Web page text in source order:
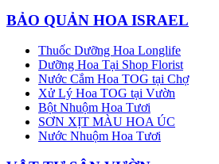
BẢO QUẢN HOA ISRAEL
Thuốc Dưỡng Hoa Longlife
Dưỡng Hoa Tại Shop Florist
Nước Cắm Hoa TOG tại Chợ
Xử Lý Hoa TOG tại Vườn
Bột Nhuộm Hoa Tươi
SƠN XỊT MÀU HOA ÚC
Nước Nhuộm Hoa Tươi